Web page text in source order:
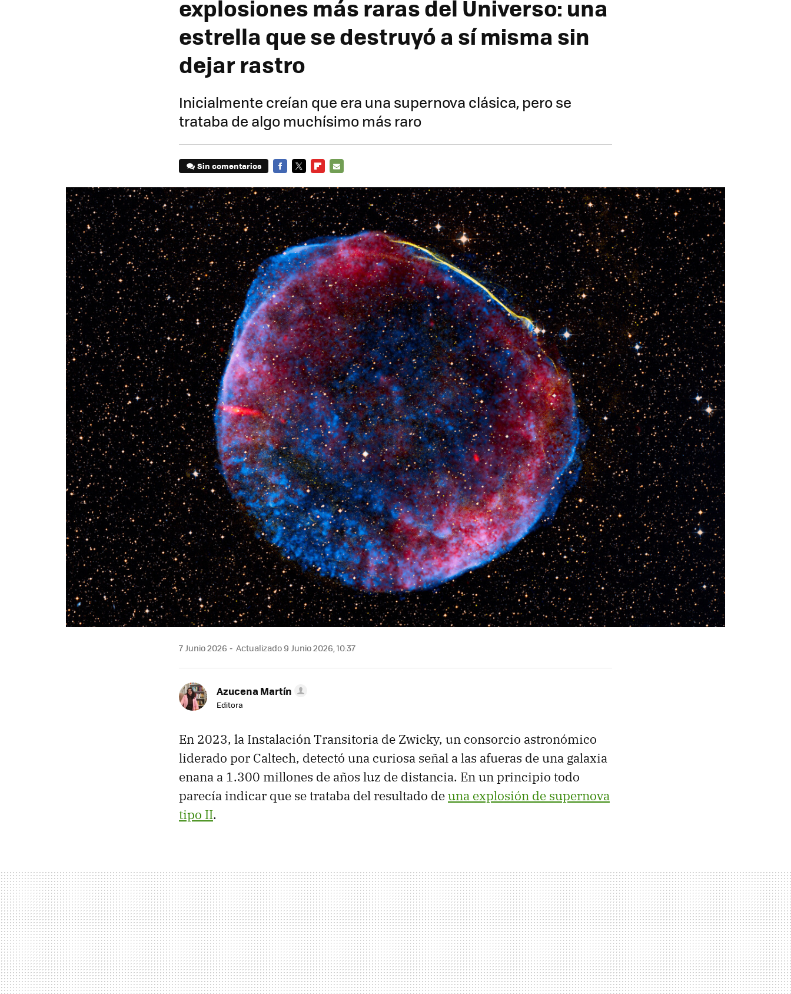
explosiones más raras del Universo: una
estrella que se destruyó a sí misma sin
dejar rastro
Inicialmente creían que era una supernova clásica, pero se
trataba de algo muchísimo más raro
Sin comentarios
MAIL
7 Junio 2026 Actualizado 9 Junio 2026, 10:37
Azucena Martín
Editora
En 2023, la Instalación Transitoria de Zwicky, un consorcio astronómico
liderado por Caltech, detectó una curiosa señal a las afueras de una galaxia
enana a 1.300 millones de años luz de distancia. En un principio todo
parecía indicar que se trataba del resultado deuna explosión de supernova
tipo II.